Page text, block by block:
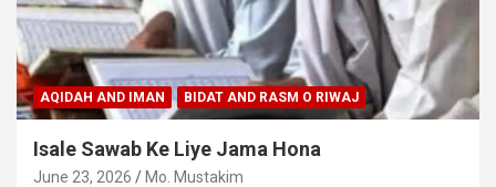
AQIDAH AND IMAN BIDAT AND RASM O RIWAJ
Isale Sawab Ke Liye Jama Hona
June 23, 2026 Mo. Mustakim